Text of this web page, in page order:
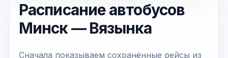
Расписание автобусов
Минск — Вязынка
Сначала показываем сохранённые рейсы из